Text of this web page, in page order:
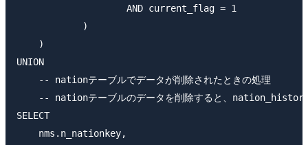
                    AND current_flag = 1
            )
    )
UNION
    -- nationテーブルでデータが削除されたときの処理
-- nationテーブルのデータを削除すると、
SELECT
    nms.n_nationkey,